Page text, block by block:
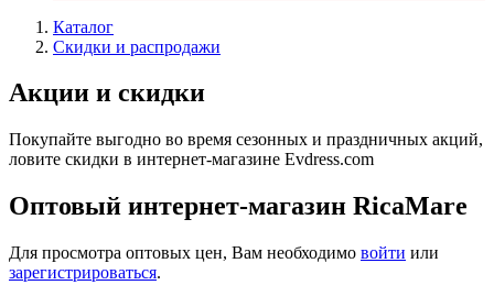
Каталог
Скидки и распродажи
Акции и скидки
Покупайте выгодно во время сезонных и праздничных акций,
ловите скидки в интернет-магазине Evdress.com
Оптовый интернет-магазин RicaMare
Для просмотра оптовых цен, Вам необходимо войти или
зарегистрироваться.